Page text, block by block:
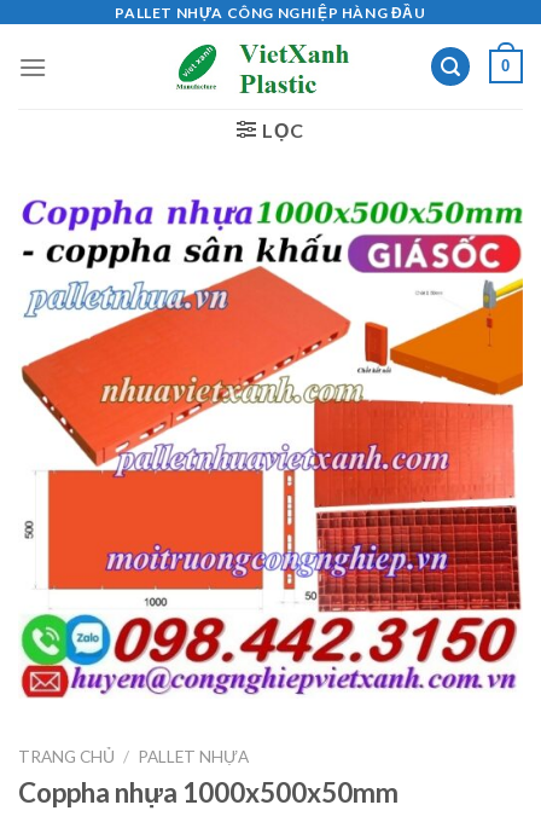
content
PALLET NHỰA CÔNG NGHIỆP HÀNG ĐẦU
0
LỌC
TRANG CHỦ / PALLET NHỰA
Coppha nhựa 1000x500x50mm